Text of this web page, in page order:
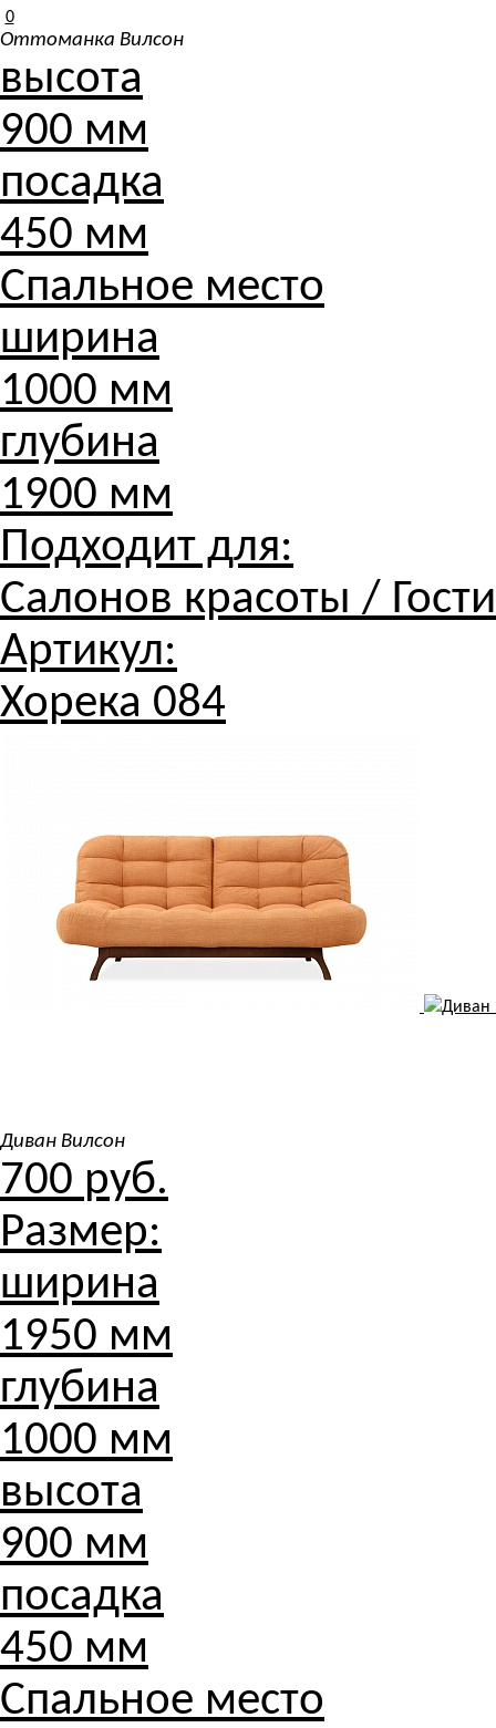
0
Оттоманка Вилсон
высота
900 мм
посадка
450 мм
Спальное место
ширина
1000 мм
глубина
1900 мм
Подходит для:
Салонов красоты /
Артикул:
Хорека 084
Диван Вилсон
700 руб.
Размер:
ширина
1950 мм
глубина
1000 мм
высота
900 мм
посадка
450 мм
Спальное место